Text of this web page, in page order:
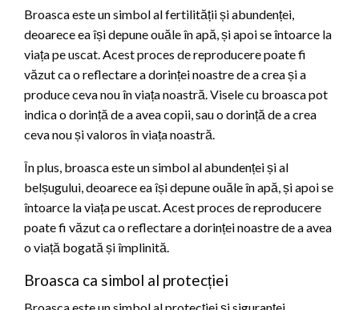
Broasca este un simbol al fertilității și abundenței,
deoarece ea își depune ouăle în apă, și apoi se întoarce la
viața pe uscat. Acest proces de reproducere poate fi
văzut ca o reflectare a dorinței noastre de a crea și a
produce ceva nou în viața noastră. Visele cu broasca pot
indica o dorință de a avea copii, sau o dorință de a crea
ceva nou și valoros în viața noastră.
În plus, broasca este un simbol al abundenței și al
belșugului, deoarece ea își depune ouăle în apă, și apoi se
întoarce la viața pe uscat. Acest proces de reproducere
poate fi văzut ca o reflectare a dorinței noastre de a avea
o viață bogată și împlinită.
Broasca ca simbol al protecției